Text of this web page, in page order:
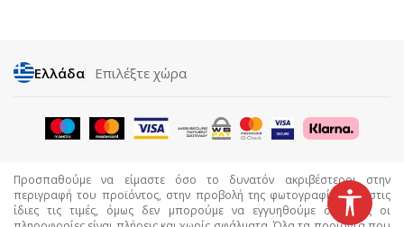
Ελλάδα Επιλέξτε χώρα
Προσπαθούμε να είμαστε όσο το δυνατόν ακριβέστεροι στην
περιγραφή του προϊόντος, στην προβολή της φωτογραφίας και στις
ίδιες τις τιμές, όμως δεν μπορούμε να εγγυηθούμε ότι όλες οι